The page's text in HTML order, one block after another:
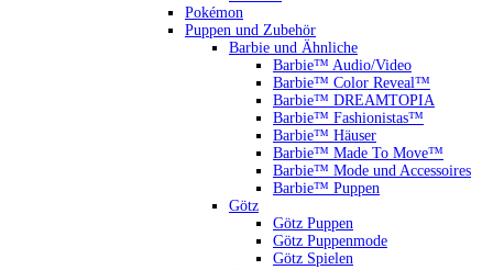
Pokémon
Puppen und Zubehör
Barbie und Ähnliche
Barbie™ Audio/Video
Barbie™ Color Reveal™
Barbie™ DREAMTOPIA
Barbie™ Fashionistas™
Barbie™ Häuser
Barbie™ Made To Move™
Barbie™ Mode und Accessoires
Barbie™ Puppen
Götz
Götz Puppen
Götz Puppenmode
Götz Spielen